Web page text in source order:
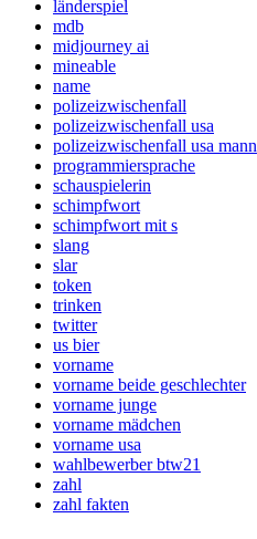
länderspiel
mdb
midjourney ai
mineable
name
polizeizwischenfall
polizeizwischenfall usa
polizeizwischenfall usa mann
programmiersprache
schauspielerin
schimpfwort
schimpfwort mit s
slang
slar
token
trinken
twitter
us bier
vorname
vorname beide geschlechter
vorname junge
vorname mädchen
vorname usa
wahlbewerber btw21
zahl
zahl fakten